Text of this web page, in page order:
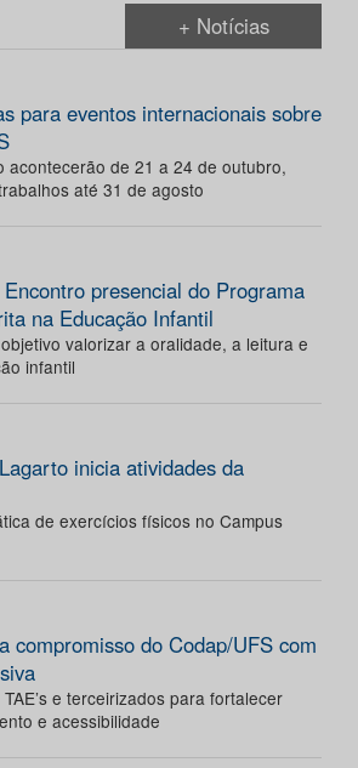
+ Notícias
para eventos internacionais sobre
acontecerão de 21 a 24 de outubro,
até 31 de agosto
presencial do Programa
na Educação Infantil
valorizar a oralidade, a leitura e
infantil
inicia atividades da
de exercícios físicos no Campus
compromisso do Codap/UFS com
e terceirizados para fortalecer
e acessibilidade